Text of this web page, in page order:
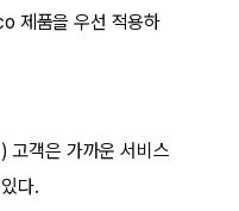
제품을 우선 적용하
고객은 가까운 서비스
다.